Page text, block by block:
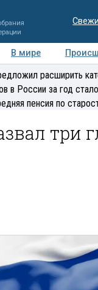
В мире
Медиацентр
расширить
в России за год
пенсия по
три